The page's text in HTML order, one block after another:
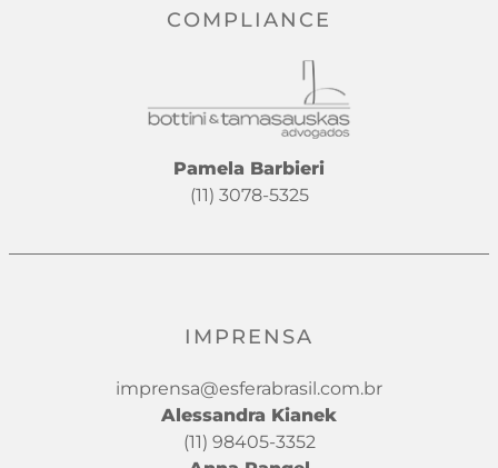
COMPLIANCE
Pamela Barbieri
(11) 3078-5325
IMPRENSA
imprensa@esferabrasil.com.br
Alessandra Kianek
(11) 98405-3352